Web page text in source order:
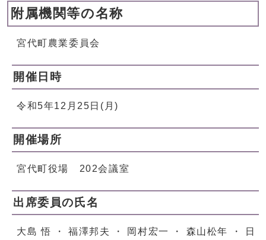
附属機関等の名称
宮代町農業委員会
開催日時
令和5年12月25日(月)
開催場所
宮代町役場 202会議室
出席委員の氏名
大島 悟 ・ 福澤邦夫 ・ 岡村宏一 ・ 森山松年 ・ 日